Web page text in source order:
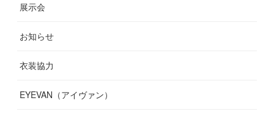
(14
(8
(9
(14
(19
(12)
(12
(10
(17)
(9
(7
(7
(3
( 7
(13)
(
( 5
展示会
お知らせ
衣装協力
EYEVAN（アイヴァン）